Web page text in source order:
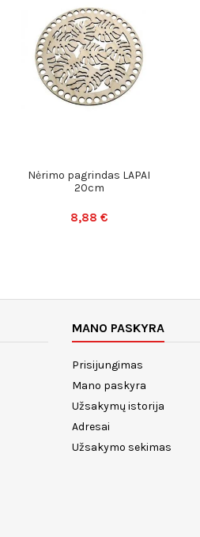
Nėrimo pagrindas LAPAI
20cm
8,88 €
MANO PASKYRA
Prisijungimas
Mano paskyra
Užsakymų istorija
Adresai
Užsakymo sekimas